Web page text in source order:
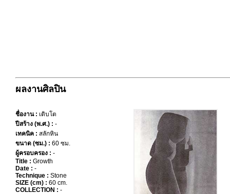
ผลงานศิลปิน
ชื่องาน : เติบโต
ปีสร้าง (พ.ศ.) : -
เทคนิค : สลักหิน
ขนาด (ซม.) : 60 ซม.
ผู้ครอบครอง : -
Title : Growth
Date : -
Technique : Stone
SIZE (cm) : 60 cm.
COLLECTION : -